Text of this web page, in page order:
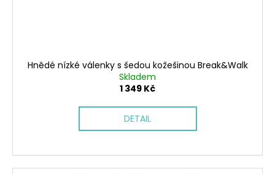
Hnědé nízké válenky s šedou kožešinou Break&Walk
Skladem
1 349 Kč
DETAIL